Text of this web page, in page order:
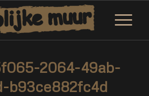
2064-49ab-
b93ce882fc4d